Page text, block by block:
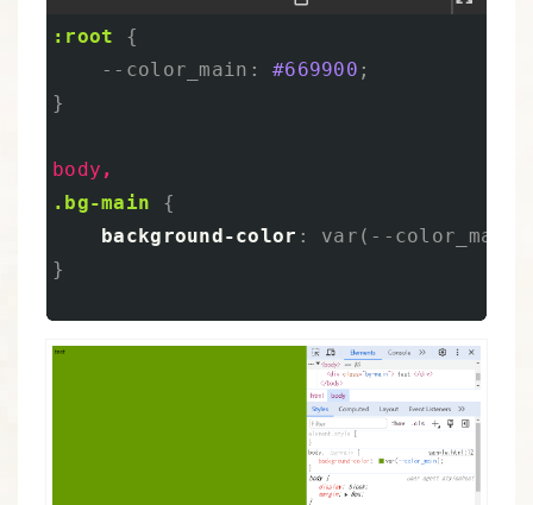
:root
{
--color_main : #669900 ;
}
body ,
.bg-main
{
background-color : var ( --color_main
}